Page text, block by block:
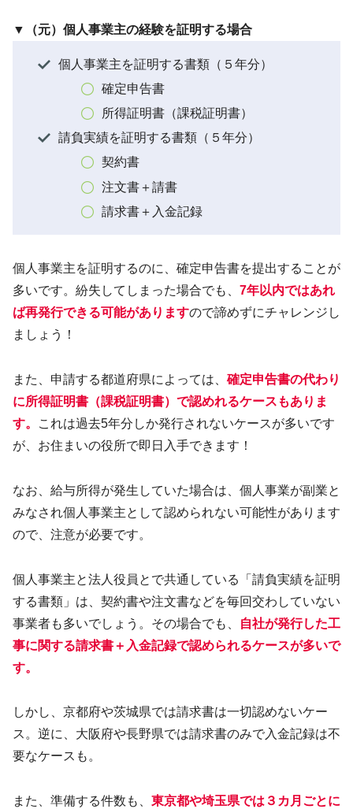
▼（元）個人事業主の経験を証明する場合
個人事業主を証明する書類（５年分）
確定申告書
所得証明書（課税証明書）
請負実績を証明する書類（５年分）
契約書
注文書＋請書
請求書＋入金記録
個人事業主を証明するのに、確定申告書を提出することが
多いです。紛失してしまった場合でも、 7年以内ではあれ
ば再発行できる可能がありますので諦めずにチャレンジし
ましょう！
また、申請する都道府県によっては、 確定申告書の代わり
に所得証明書（課税証明書）で認めれるケースもありま
す。
これは過去5年分しか発行されないケースが多いです
が、お住まいの役所で即日入手できます！
なお、給与所得が発生していた場合は、個人事業が副業と
みなされ個人事業主として認められない可能性があります
ので、注意が必要です。
個人事業主と法人役員とで共通している「請負実績を証明
する書類」は、契約書や注文書などを毎回交わしていない
事業者も多いでしょう。その場合でも、
自社が発行した工
事に関する請求書＋入金記録で認められるケースが多いで
す。
しかし、京都府や茨城県では請求書は一切認めないケー
ス。逆に、大阪府や長野県では請求書のみで入金記録は不
要なケースも。
また、準備する件数も、 東京都や埼玉県では３カ月ごとに